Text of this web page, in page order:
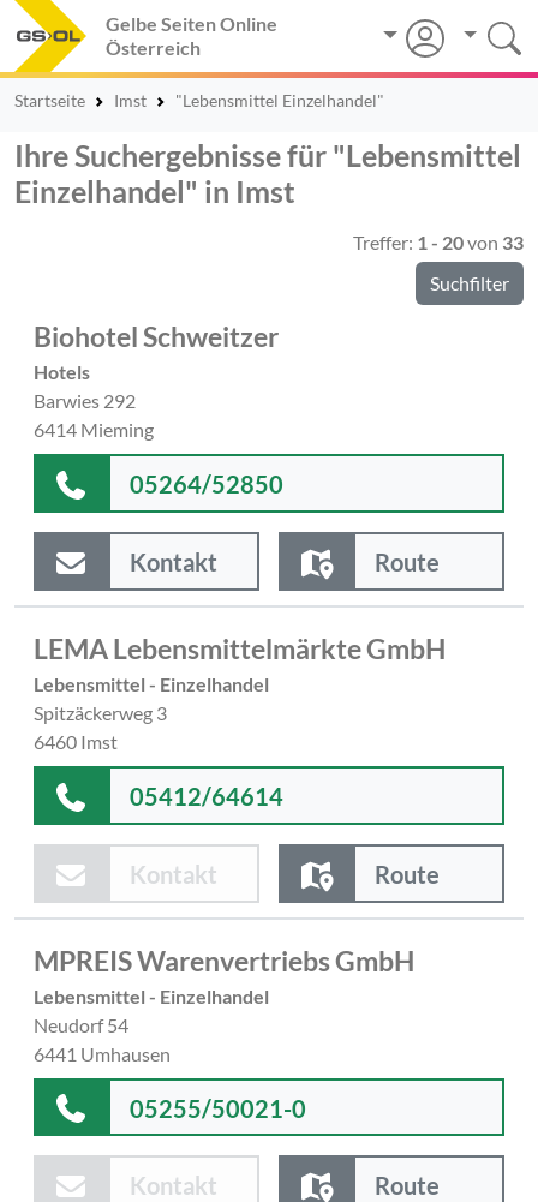
Gelbe Seiten Online
Österreich
Startseite Imst "Lebensmittel Einzelhandel"
Ihre Suchergebnisse für "Lebensmittel
Einzelhandel" in Imst
Treffer: 1 - 20von 33
Suchfilter
Biohotel Schweitzer
Hotels
Barwies 292
6414 Mieming
05264/52850
Kontakt Route
LEMA Lebensmittelmärkte GmbH
Lebensmittel - Einzelhandel
Spitzäckerweg 3
6460 Imst
05412/64614
Kontakt Route
MPREIS Warenvertriebs GmbH
Lebensmittel - Einzelhandel
Neudorf 54
6441 Umhausen
05255/50021-0
Kontakt Route